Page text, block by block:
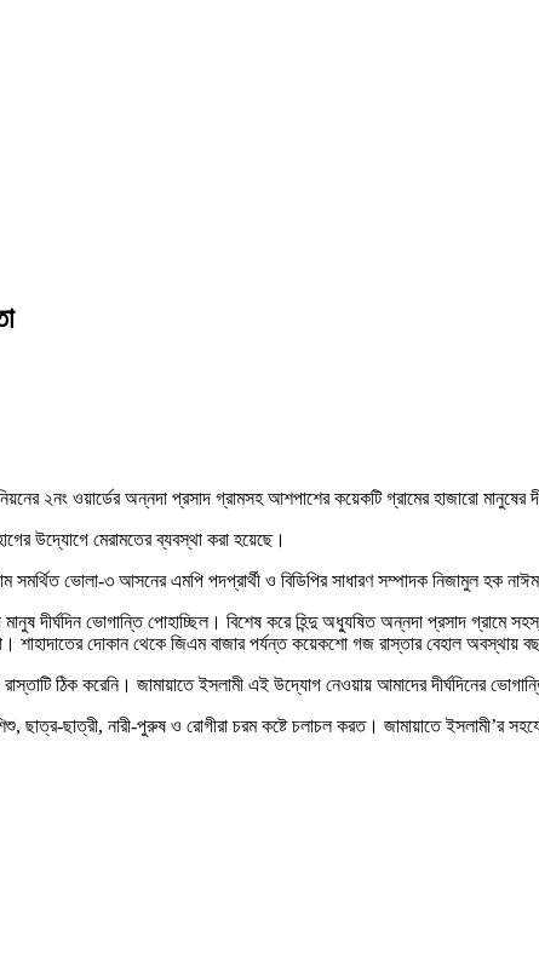
২নং ওয়ার্ডের অন্নদা প্রসাদ গ্রামসহ আশপাশের কয়েকটি গ্রামের হাজারো মানুষের
উদ্যোগে মেরামতের ব্যবস্থা করা হয়েছে।
সমর্থিত ভোলা-৩ আসনের এমপি পদপ্রার্থী ও বিডিপির সাধারণ সম্পাদক নিজামুল হক
মানুষ দীর্ঘদিন ভোগান্তি পোহাচ্ছিল। বিশেষ করে হিন্দু অধ্যুষিত অন্নদা প্রসাদ
শাহাদাতের দোকান থেকে জিএম বাজার পর্যন্ত কয়েকশো গজ রাস্তার বেহাল
ঠিক করেনি। জামায়াতে ইসলামী এই উদ্যোগ নেওয়ায় আমাদের দীর্ঘদিনের
ছাত্র-ছাত্রী, নারী-পুরুষ ও রোগীরা চরম কষ্টে চলাচল করত। জামায়াতে ইসলামী’র